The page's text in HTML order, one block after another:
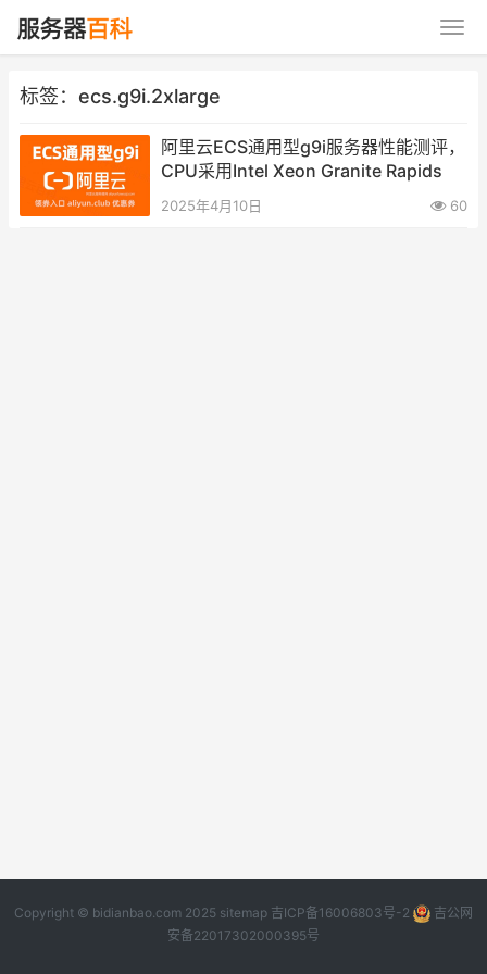
标签：ecs.g9i.2xlarge
阿里云ECS通用型g9i服务器性能测评，
CPU采用Intel Xeon Granite Rapids
2025年4月10日 60
Copyright © bidianbao.com 2025 sitemap 吉ICP备16006803号-2
吉公网
安备22017302000395号